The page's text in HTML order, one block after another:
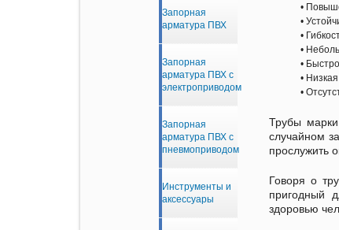
Трубы марки
случайном
прослужить
Говоря о
пригодный
здоровью
Запорная
арматура ПВХ
Запорная
арматура ПВХ с
электроприводом
Запорная
арматура ПВХ с
пневмоприводом
Инструменты и
аксессуары